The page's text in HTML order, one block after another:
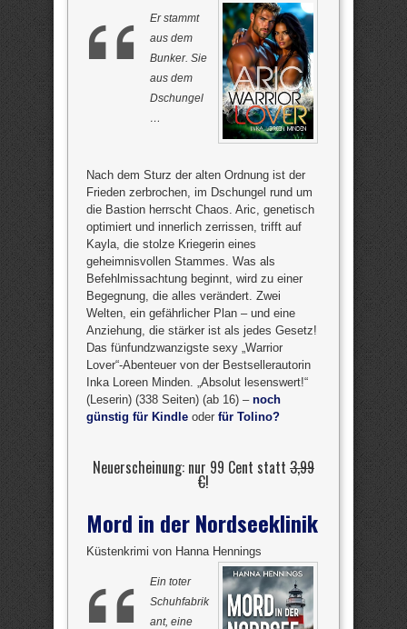
Er stammt
aus dem
Bunker. Sie
aus dem
Dschungel
…
Nach dem Sturz der alten Ordnung ist der
Frieden zerbrochen, im Dschungel rund um
die Bastion herrscht Chaos. Aric, genetisch
optimiert und innerlich zerrissen, trifft auf
Kayla, die stolze Kriegerin eines
geheimnisvollen Stammes. Was als
Befehlmissachtung beginnt, wird zu einer
Begegnung, die alles verändert. Zwei
Welten, ein gefährlicher Plan – und eine
Anziehung, die stärker ist als jedes Gesetz!
Das fünfundzwanzigste sexy „Warrior
Lover“-Abenteuer von der Bestsellerautorin
Inka Loreen Minden. „Absolut lesenswert!“
(Leserin) (338 Seiten) (ab 16) – noch
günstig für Kindle oder für Tolino?
Neuerscheinung: nur 99 Cent statt 3,99
€!
Mord in der Nordseeklinik
Küstenkrimi von Hanna Hennings
Ein toter
Schuhfabrik
ant, eine